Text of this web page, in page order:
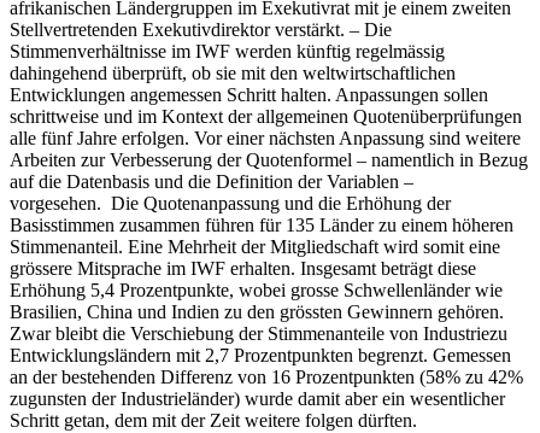
afrikanischen Ländergruppen im Exekutivrat mit je einem zweiten
Stellvertretenden Exekutivdirektor verstärkt. – Die
Stimmenverhältnisse im IWF werden künftig regelmässig
dahingehend überprüft, ob sie mit den weltwirtschaftlichen
Entwicklungen angemessen Schritt halten. Anpassungen sollen
schrittweise und im Kontext der allgemeinen Quotenüberprüfungen
alle fünf Jahre erfolgen. Vor einer nächsten Anpassung sind weitere
Arbeiten zur Verbesserung der Quotenformel – namentlich in Bezug
auf die Datenbasis und die Definition der Variablen –
vorgesehen. Die Quotenanpassung und die Erhöhung der
Basisstimmen zusammen führen für 135 Länder zu einem höheren
Stimmenanteil. Eine Mehrheit der Mitgliedschaft wird somit eine
grössere Mitsprache im IWF erhalten. Insgesamt beträgt diese
Erhöhung 5,4 Prozentpunkte, wobei grosse Schwellenländer wie
Brasilien, China und Indien zu den grössten Gewinnern gehören.
Zwar bleibt die Verschiebung der Stimmenanteile von Industriezu
Entwicklungsländern mit 2,7 Prozentpunkten begrenzt. Gemessen
an der bestehenden Differenz von 16 Prozentpunkten (58% zu 42%
zugunsten der Industrieländer) wurde damit aber ein wesentlicher
Schritt getan, dem mit der Zeit weitere folgen dürften.